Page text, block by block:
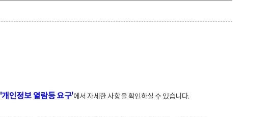
'개인정보 열람등 요구'에서 자세한 사항을 확인하실 수 있습니다.